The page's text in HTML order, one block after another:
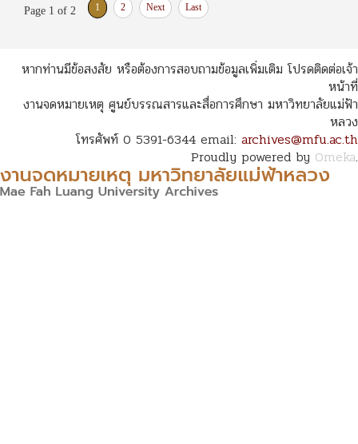
Page 1 of 2 1 2 Next Last
หากท่านมีข้อสงสัย หรือต้องการสอบถามข้อมูลเพิ่มเติม โปรดติดต่อเจ้า
หน้าที่
งานจดหมายเหตุ ศูนย์บรรณสารและสื่อการศึกษา มหาวิทยาลัยแม่ฟ้า
หลวง
โทรศัพท์ 0 5391-6344 email: archives@mfu.ac.th
Proudly powered by Omeka.